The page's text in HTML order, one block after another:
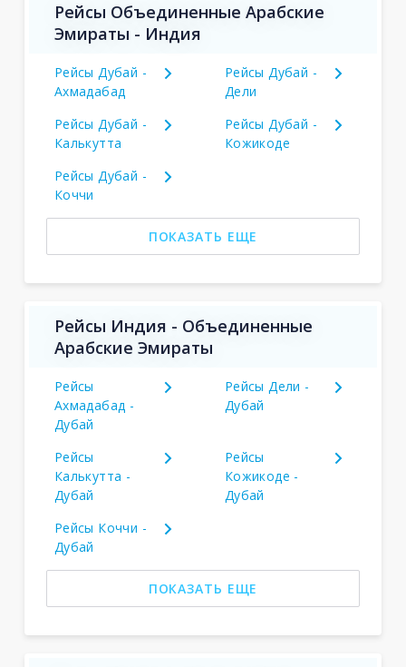
Рейсы Объединенные Арабские
Эмираты - Индия
Рейсы Дубай -
Ахмадабад
Рейсы Дубай -
Дели
Рейсы Дубай -
Калькутта
Рейсы Дубай -
Кожикоде
Рейсы Дубай -
Коччи
ПОКАЗАТЬ ЕЩЕ
Рейсы Индия - Объединенные
Арабские Эмираты
Рейсы
Ахмадабад -
Дубай
Рейсы Дели -
Дубай
Рейсы
Калькутта -
Дубай
Рейсы
Кожикоде -
Дубай
Рейсы Коччи -
Дубай
ПОКАЗАТЬ ЕЩЕ